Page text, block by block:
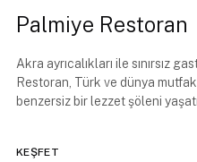
Palmiye Restoran
Akra ayrıcalıkları ile sınırsız
Restoran, Türk ve dünya
benzersiz bir lezzet şöleni
KEŞFET